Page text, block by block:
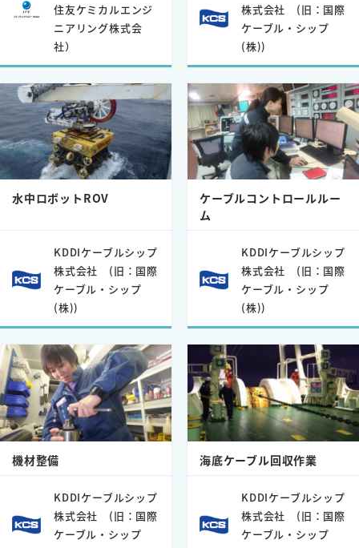
住友ケミカルエンジ
ニアリング株式会
社）
株式会社 (旧：国際
ケーブル・シップ
(株))
水中ロボットROV
KDDIケーブルシップ
株式会社 (旧：国際
ケーブル・シップ
(株))
ケーブルコントロールルー
ム
KDDIケーブルシップ
株式会社 (旧：国際
ケーブル・シップ
(株))
機材整備
KDDIケーブルシップ
株式会社 (旧：国際
ケーブル・シップ
海底ケーブル回収作業
KDDIケーブルシップ
株式会社 (旧：国際
ケーブル・シップ